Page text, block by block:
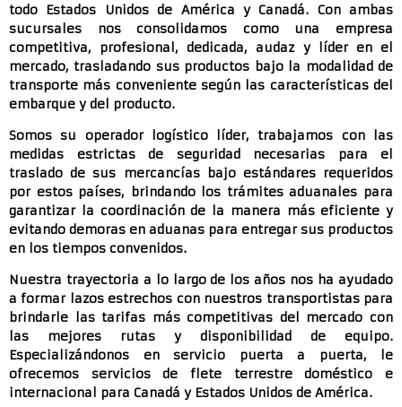
todo Estados Unidos de América y Canadá. Con ambas
sucursales nos consolidamos como una empresa
competitiva, profesional, dedicada, audaz y líder en el
mercado, trasladando sus productos bajo la modalidad de
transporte más conveniente según las características del
embarque y del producto.
Somos su operador logístico líder, trabajamos con las
medidas estrictas de seguridad necesarias para el
traslado de sus mercancías bajo estándares requeridos
por estos países, brindando los trámites aduanales para
garantizar la coordinación de la manera más eficiente y
evitando demoras en aduanas para entregar sus productos
en los tiempos convenidos.
Nuestra trayectoria a lo largo de los años nos ha ayudado
a formar lazos estrechos con nuestros transportistas para
brindarle las tarifas más competitivas del mercado con
las mejores rutas y disponibilidad de equipo.
Especializándonos en servicio puerta a puerta, le
ofrecemos servicios de flete terrestre doméstico e
internacional para Canadá y Estados Unidos de América.